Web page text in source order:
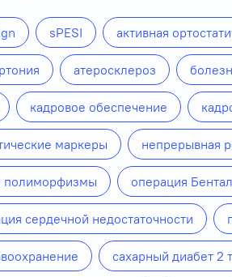
sPESI активная
атеросклероз
кадровое обеспечение
маркеры непрерывная
полиморфизмы операция
сердечной недостаточности
сахарный диабет 2